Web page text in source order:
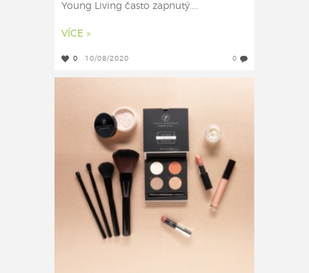
Young Living často zapnutý....
VÍCE »
0 10/08/2020 0